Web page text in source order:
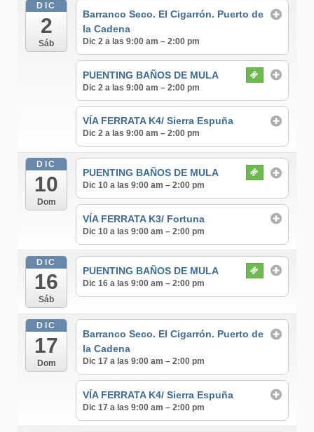
DIC
2
Sáb
Barranco Seco. El Cigarrón. Puerto de
la Cadena
Dic 2 a las 9:00 am – 2:00 pm
PUENTING BAÑOS DE MULA
Dic 2 a las 9:00 am – 2:00 pm
VÍA FERRATA K4/ Sierra Espuña
Dic 2 a las 9:00 am – 2:00 pm
DIC
10
Dom
PUENTING BAÑOS DE MULA
Dic 10 a las 9:00 am – 2:00 pm
VÍA FERRATA K3/ Fortuna
Dic 10 a las 9:00 am – 2:00 pm
DIC
16
Sáb
PUENTING BAÑOS DE MULA
Dic 16 a las 9:00 am – 2:00 pm
DIC
17
Dom
Barranco Seco. El Cigarrón. Puerto de
la Cadena
Dic 17 a las 9:00 am – 2:00 pm
VÍA FERRATA K4/ Sierra Espuña
Dic 17 a las 9:00 am – 2:00 pm